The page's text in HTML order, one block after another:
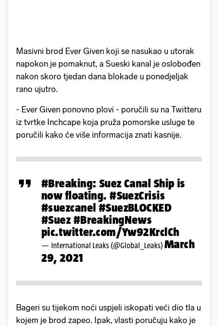
Masivni brod Ever Given koji se nasukao u utorak
napokon je pomaknut, a Sueski kanal je oslobođen
nakon skoro tjedan dana blokade u ponedjeljak
rano ujutro.
- Ever Given ponovno plovi - poručili su na Twitteru
iz tvrtke Inchcape koja pruža pomorske usluge te
poručili kako će više informacija znati kasnije.
#Breaking: Suez Canal Ship is
now floating.#SuezCrisis
#suezcanel #SuezBLOCKED
#Suez #BreakingNews
pic.twitter.com/Yw92KrclCh
— International Leaks (@Global_Leaks) March
29, 2021
Bageri su tijekom noći uspjeli iskopati veći dio tla u
kojem je brod zapeo. Ipak, vlasti poručuju kako je